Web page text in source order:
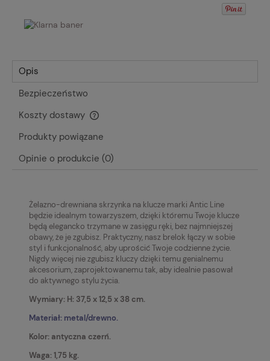
Opis
Bezpieczeństwo
Koszty dostawy
Cena nie zawiera ewentualnych kosztów płatności
Produkty powiązane
Opinie o produkcie (0)
Żelazno-drewniana skrzynka na klucze marki Antic Line
będzie idealnym towarzyszem, dzięki któremu Twoje klucze
będą elegancko trzymane w zasięgu ręki, bez najmniejszej
obawy, że je zgubisz. Praktyczny, nasz brelok łączy w sobie
styl i funkcjonalność, aby uprościć Twoje codzienne życie.
Nigdy więcej nie zgubisz kluczy dzięki temu genialnemu
akcesorium, zaprojektowanemu tak, aby idealnie pasował
do aktywnego stylu życia.
Wymiary: H: 37,5 x 12,5 x 38 cm.
Materiał: metal/drewno.
Kolor: antyczna czerń.
Waga: 1,75 kg.